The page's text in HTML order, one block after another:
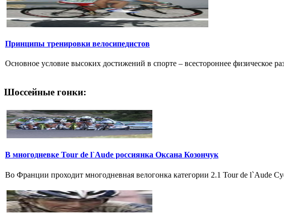
Принципы тренировки велосипедистов
Основное условие высоких достижений в спорте – всестороннее физическое
Шоссейные гонки:
В многодневке Tour de l`Aude россиянка Оксана Козончук
Во Франции проходит многодневная велогонка категории 2.1 Tour de l`Aude